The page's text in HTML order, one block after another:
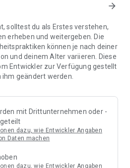
andere ein und erledigt den
übernehmen: Importiere
und verwandle sie
Familie & Freunden
arrow_forward
solltest du als Erstes verstehen,
erheben und weitergeben. Die
können je nach deiner
und deinem Alter variieren. Diese
Entwickler zur Verfügung gestellt
geändert werden.
mit Drittunternehmen oder -
dazu, wie Entwickler Angaben
Daten machen
dazu, wie Entwickler Angaben